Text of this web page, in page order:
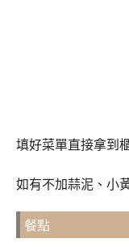
填好菜單直接拿到
如有不加蒜泥、小
餐點